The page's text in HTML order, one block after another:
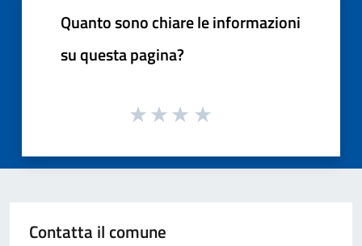
Quanto sono chiare le informazioni
su questa pagina?
Contatta il comune